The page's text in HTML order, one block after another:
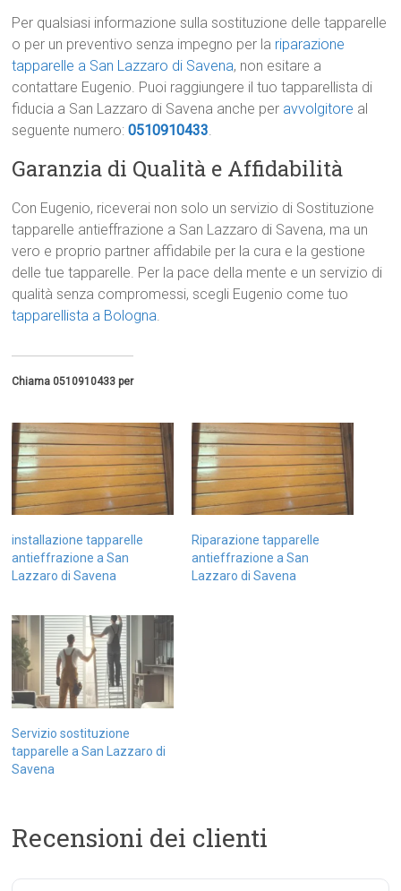
Per qualsiasi informazione sulla sostituzione delle tapparelle
o per un preventivo senza impegno per la riparazione
tapparelle a San Lazzaro di Savena, non esitare a
contattare Eugenio. Puoi raggiungere il tuo tapparellista di
fiducia a San Lazzaro di Savena anche per avvolgitore al
seguente numero:0510910433.
Garanzia di Qualità e Affidabilità
Con Eugenio, riceverai non solo un servizio di Sostituzione
tapparelle antieffrazione a San Lazzaro di Savena, ma un
vero e proprio partner affidabile per la cura e la gestione
delle tue tapparelle. Per la pace della mente e un servizio di
qualità senza compromessi, scegli Eugenio come tuo
tapparellista a Bologna.
Chiama 0510910433 per
installazione tapparelle
antieffrazione a San
Lazzaro di Savena
Riparazione tapparelle
antieffrazione a San
Lazzaro di Savena
Servizio sostituzione
tapparelle a San Lazzaro di
Savena
Recensioni dei clienti